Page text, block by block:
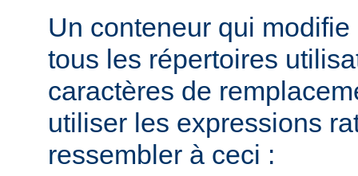
Un conteneur qui
tous les répertoires
caractères de
utiliser les expressions
ressembler à ceci :